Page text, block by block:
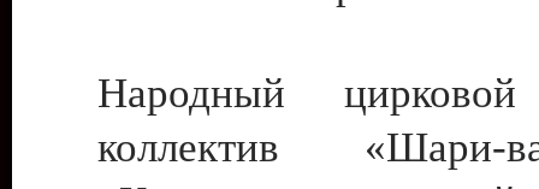
Народный цирковой
коллектив